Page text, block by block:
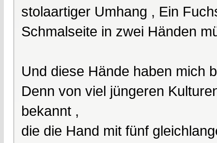
stolaartiger Umhang , Ein
Schmalseite in zwei Händen
Und diese Hände haben mich
Denn von viel jüngeren
bekannt ,
die die Hand mit fünf